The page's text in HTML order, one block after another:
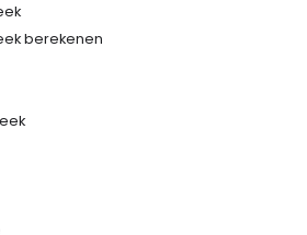
berekenen